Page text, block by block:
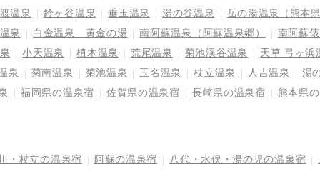
温泉
鈴ヶ谷温泉 垂玉温泉 湯の谷温泉
岳の湯温泉（熊本
泉
白金温泉 黄金の湯 南阿蘇温泉（阿蘇温泉郷）
南阿蘇
小天温泉 植木温泉 荒尾温泉 菊池渓谷温泉
天草 弓ヶ浜
泉
菊南温泉 菊池温泉 玉名温泉 杖立温泉 人吉温泉
湯
福岡県の温泉宿 佐賀県の温泉宿 長崎県の温泉宿 熊本県
・杖立の温泉宿 阿蘇の温泉宿 八代・水俣・湯の児の温泉宿